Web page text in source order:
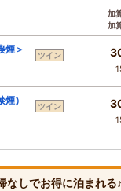
加
加
煙＞ ツイン
） ツイン
しでお得に泊まれる